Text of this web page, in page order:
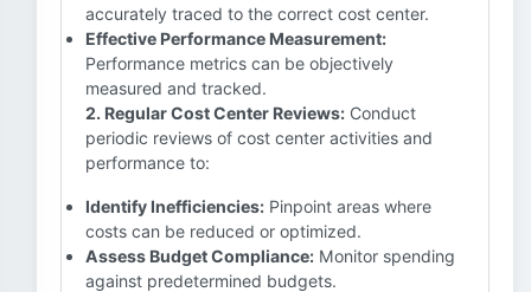
accurately traced to the correct cost center.
Effective Performance Measurement:
Performance metrics can be objectively
measured and tracked.
2. Regular Cost Center Reviews: Conduct
periodic reviews of cost center activities and
performance to:
Identify Inefficiencies: Pinpoint areas where
costs can be reduced or optimized.
Assess Budget Compliance: Monitor spending
against predetermined budgets.